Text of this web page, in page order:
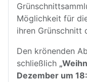
Möglichkeit für
ihren Grünschnitt
Den krönenden
schließlich
Dezember um